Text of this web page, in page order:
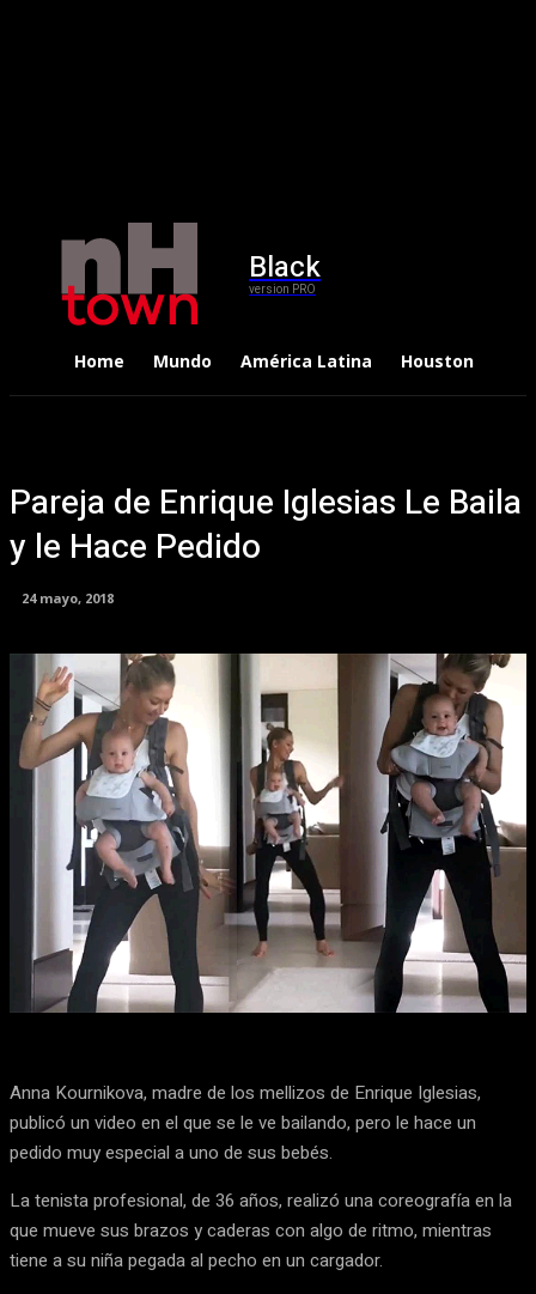
Black
version PRO
Home Mundo América Latina Houston
Pareja de Enrique Iglesias Le Baila
y le Hace Pedido
24 mayo, 2018
Facebook X WhatsApp
Anna Kournikova, madre de los mellizos de Enrique Iglesias,
publicó un video en el que se le ve bailando, pero le hace un
pedido muy especial a uno de sus bebés.
La tenista profesional, de 36 años, realizó una coreografía en la
que mueve sus brazos y caderas con algo de ritmo, mientras
tiene a su niña pegada al pecho en un cargador.